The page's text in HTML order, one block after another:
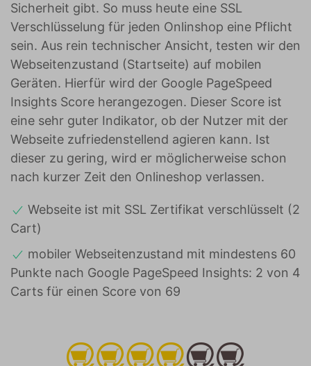
Sicherheit gibt. So muss heute eine SSL
Verschlüsselung für jeden Onlinshop eine Pflicht
sein. Aus rein technischer Ansicht, testen wir den
Webseitenzustand (Startseite) auf mobilen
Geräten. Hierfür wird der Google PageSpeed
Insights Score herangezogen. Dieser Score ist
eine sehr guter Indikator, ob der Nutzer mit der
Webseite zufriedenstellend agieren kann. Ist
dieser zu gering, wird er möglicherweise schon
nach kurzer Zeit den Onlineshop verlassen.
Webseite ist mit SSL Zertifikat verschlüsselt (2
Cart)
mobiler Webseitenzustand mit mindestens 60
Punkte nach Google PageSpeed Insights: 2 von 4
Carts für einen Score von 69